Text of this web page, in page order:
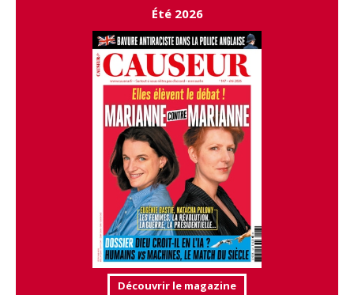
Été 2026
Découvrir le magazine